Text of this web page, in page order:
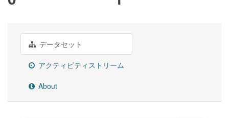
データセット
アクティビティストリーム
About